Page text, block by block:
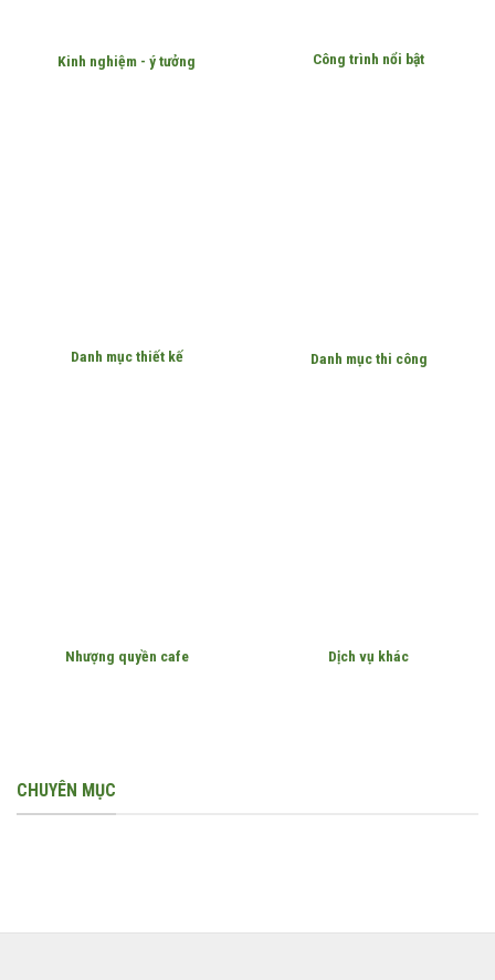
Kinh nghiệm - ý tưởng Công trình nổi bật
Danh mục thiết kế Danh mục thi công
Nhượng quyền cafe Dịch vụ khác
CHUYÊN MỤC